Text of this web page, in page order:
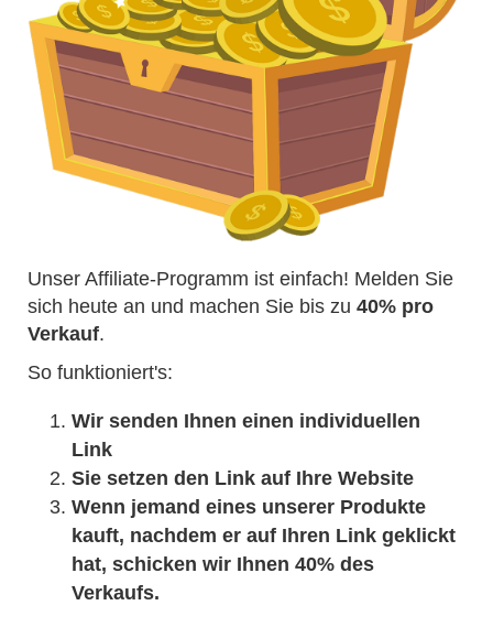
Unser Affiliate-Programm ist einfach! Melden Sie
sich heute an und machen Sie bis zu 40% pro
Verkauf.
So funktioniert's:
Wir senden Ihnen einen individuellen
Link
Sie setzen den Link auf Ihre Website
Wenn jemand eines unserer Produkte
kauft, nachdem er auf Ihren Link geklickt
hat, schicken wir Ihnen 40% des
Verkaufs.